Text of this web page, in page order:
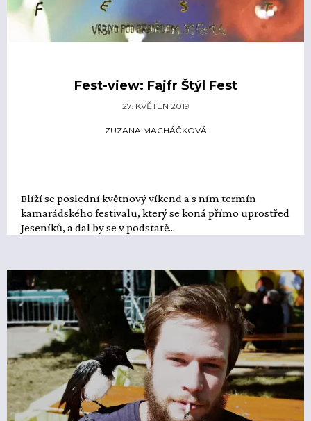
Fest-view: Fajfr Štýl Fest
27. KVĚTEN 2019
ZUZANA MACHÁČKOVÁ
Blíží se poslední květnový víkend a s ním termín
kamarádského festivalu, který se koná přímo uprostřed
Jeseníků, a dal by se v podstatě...